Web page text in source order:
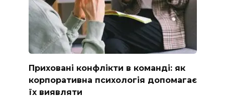
Приховані конфлікти в команді: як
корпоративна психологія допомагає
їх виявляти